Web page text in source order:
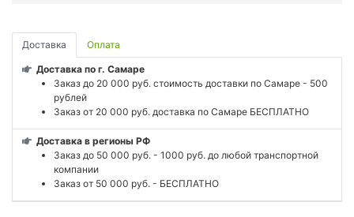
Доставка Оплата
Доставка по г. Самаре
Заказ до 20 000 руб. стоимость доставки по Самаре - 500
рублей
Заказ от 20 000 руб. доставка по Самаре БЕСПЛАТНО
Доставка в регионы РФ
Заказ до 50 000 руб. - 1000 руб. до любой транспортной
компании
Заказ от 50 000 руб. - БЕСПЛАТНО